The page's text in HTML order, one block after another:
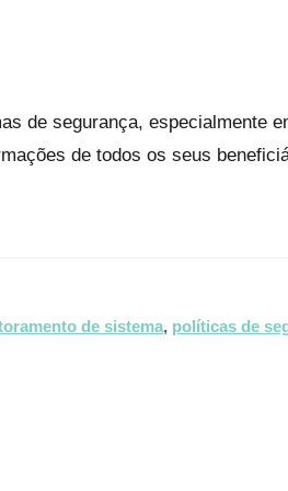
de segurança, especialmente
de todos os seus
de sistema, políticas de